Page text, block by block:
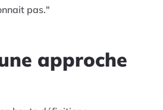
pas."
approche